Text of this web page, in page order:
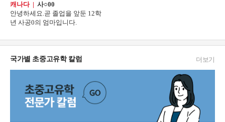
캐나다 | 사○00
안녕하세요.곧 졸업을 앞둔 12학
년 사공0의 엄마입니다.
국가별 초중고유학 칼럼 더보기